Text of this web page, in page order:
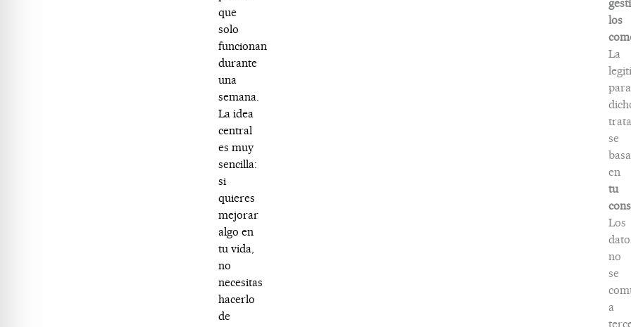
que
solo
funcionan
durante
una
semana.
La idea
central
es muy
sencilla:
si
quieres
mejorar
algo en
tu vida,
no
necesitas
hacerlo
de
los
La
para
se
basa
en
tu
Los
no
se
a